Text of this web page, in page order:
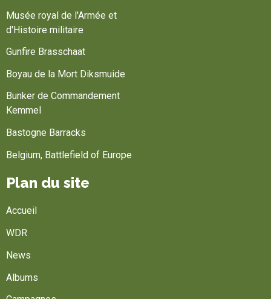
Musée royal de l'Armée et
d'Histoire militaire
Gunfire Brasschaat
Boyau de la Mort Diksmuide
Bunker de Commandement
Kemmel
Bastogne Barracks
Belgium, Battlefield of Europe
Plan du site
Accueil
WDR
News
Albums